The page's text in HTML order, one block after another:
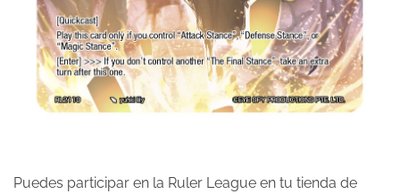
Puedes participar en la Ruler League en tu tienda de